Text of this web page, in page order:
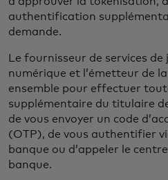
authentification
demande.
Le fournisseur de services
numérique et l’émetteur de
ensemble pour effectuer
supplémentaire du titulaire
de vous envoyer un code
(OTP), de vous authentifier
banque ou d’appeler le
banque.